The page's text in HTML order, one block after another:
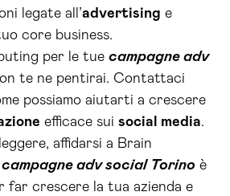
legate all’advertising e
core business.
per le tue campagne adv
te ne pentirai. Contattaci
possiamo aiutarti a crescere
efficace sui social media.
affidarsi a Brain
campagne adv social Torino è
far crescere la tua azienda e